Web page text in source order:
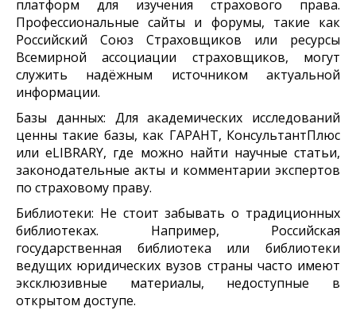
платформ для изучения страхового права.
Профессиональные сайты и форумы, такие как
Российский Союз Страховщиков или ресурсы
Всемирной ассоциации страховщиков, могут
служить надёжным источником актуальной
информации.
Базы данных: Для академических исследований
ценны такие базы, как ГАРАНТ, КонсультантПлюс
или eLIBRARY, где можно найти научные статьи,
законодательные акты и комментарии экспертов
по страховому праву.
Библиотеки: Не стоит забывать о традиционных
библиотеках. Например, Российская
государственная библиотека или библиотеки
ведущих юридических вузов страны часто имеют
эксклюзивные материалы, недоступные в
открытом доступе.